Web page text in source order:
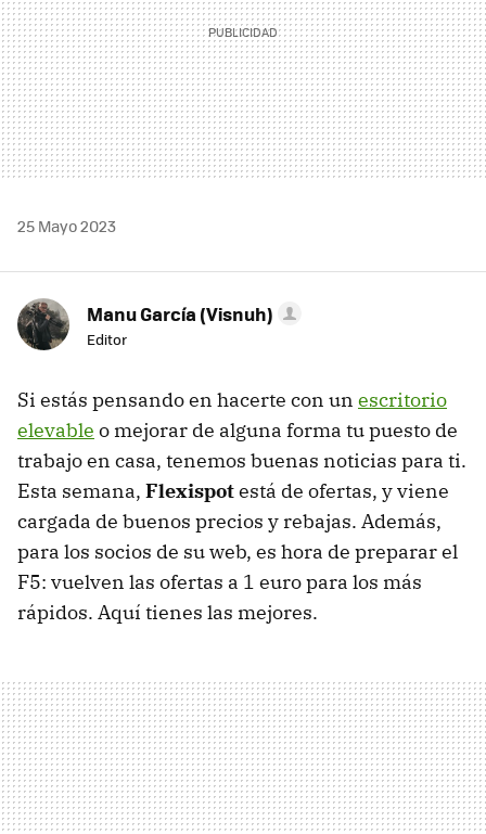
25 Mayo 2023
Manu García (Visnuh)
Editor
Si estás pensando en hacerte con un escritorio
elevable o mejorar de alguna forma tu puesto de
trabajo en casa, tenemos buenas noticias para ti.
Esta semana, Flexispotestá de ofertas, y viene
cargada de buenos precios y rebajas. Además,
para los socios de su web, es hora de preparar el
F5: vuelven las ofertas a 1 euro para los más
rápidos. Aquí tienes las mejores.